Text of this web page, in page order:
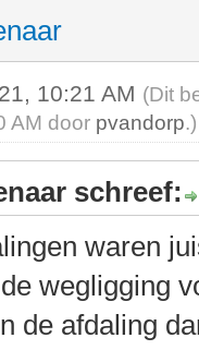
10:21 AM (Dit
AM door pvandorp.)
schreef:
waren
wegligging
de afdaling